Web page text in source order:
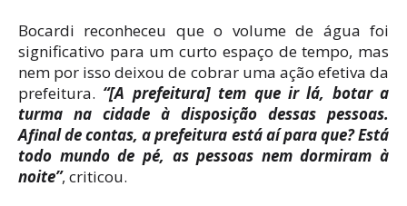
Bocardi reconheceu que o volume de água foi
significativo para um curto espaço de tempo, mas
nem por isso deixou de cobrar uma ação efetiva da
prefeitura. “[A prefeitura] tem que ir lá, botar a
turma na cidade à disposição dessas pessoas.
Afinal de contas, a prefeitura está aí para que? Está
todo mundo de pé, as pessoas nem dormiram à
noite”, criticou.